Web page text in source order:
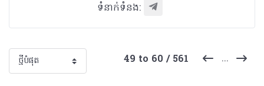
ទំនាក់ទំនង:
49 to 60 / 561 ...